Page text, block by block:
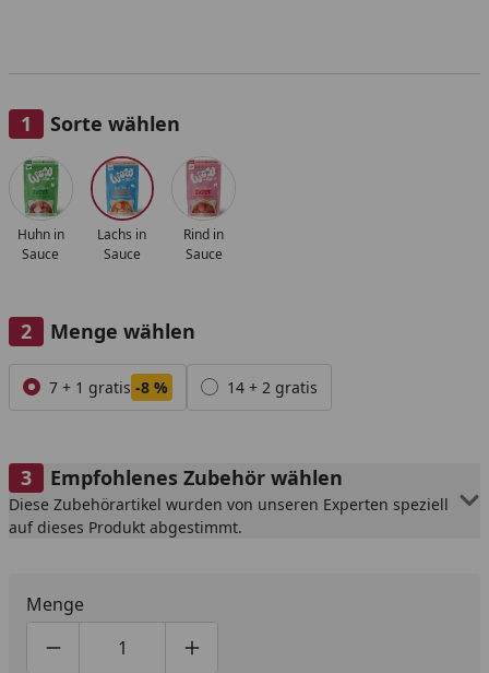
Sorte wählen
Alle anzeigen (3)
Huhn in
Sauce
Lachs in
Sauce
Rind in
Sauce
Menge wählen
Alle anzeigen (2)
7 + 1 gratis -8 % 14 + 2 gratis
Empfohlenes Zubehör wählen
Diese Zubehörartikel wurden von unseren Experten speziell
auf dieses Produkt abgestimmt.
Menge
Produktmenge um eins verringern
Produktmenge manuell eingeben
Produktmenge um eins erhöhen